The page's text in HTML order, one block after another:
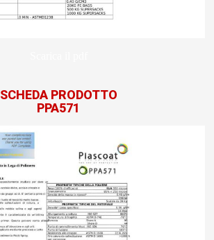
SCHEDA PRODOTTO
PPA571